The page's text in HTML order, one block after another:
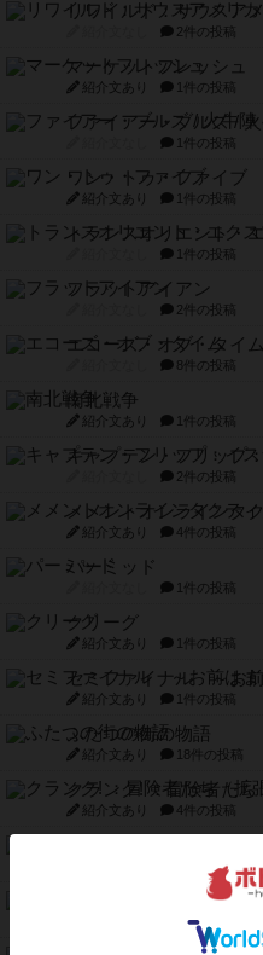
リワイルド：サウスア
2件の投稿
マーケットフレッシュ
紹介文あり 1件の投稿
ファイアー・ブルズ /
1件の投稿
ワン・トゥ・ファイブ
紹介文あり 1件の投稿
トランスオリエント・
1件の投稿
フラットアイアン
2件の投稿
エコーズ・オブ・タイム
8件の投稿
南北戦争
紹介文あり 1件の投稿
キャプテン・フリップ
2件の投稿
メメントオンラインタ
紹介文あり 4件の投稿
パーミッド
1件の投稿
クリーグ
紹介文あり 1件の投稿
セミファイナル ～お前
紹介文あり 1件の投稿
ふたつの街の物語
紹介文あり 18件の投稿
クランク! ：冒険者たち
紹介文あり 4件の投稿
1件の投稿
スターマイン・ラミー
2件の投稿